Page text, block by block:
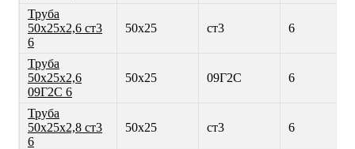
Труба
50х25х2,6 ст3
6
50х25 ст3 6
Труба
50х25х2,6
09Г2С 6
50х25 09Г2С 6
Труба
50х25х2,8 ст3
6
50х25 ст3 6